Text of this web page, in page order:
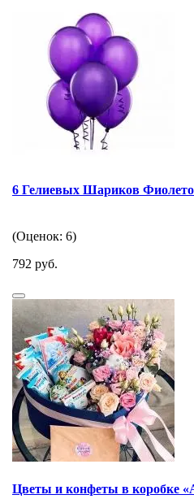
6 Гелиевых Шариков
(Оценок: 6)
792 руб.
Цветы и конфеты в коробке